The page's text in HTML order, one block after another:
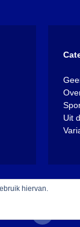
Uit
hiervan.